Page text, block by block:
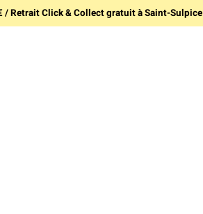
Retrait Click & Collect gratuit à Saint-Sulpice